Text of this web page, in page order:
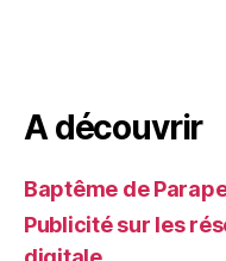
A découvrir
Baptême de
Publicité sur les